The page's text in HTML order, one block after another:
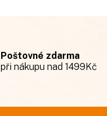
Poštovné zdarma
při nákupu nad 1499Kč